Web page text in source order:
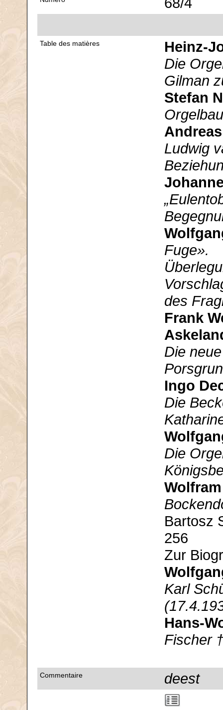
Table des matières
Heinz-
Die
Gilman
Stefan
Ludwig
Fuge».
des
Frank
Die
Ingo
Die
Die
Bartosz
256
Zur
Karl
Hans-
Fischer
Commentaire deest